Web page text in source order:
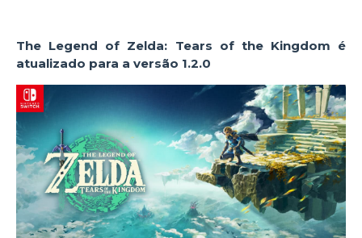
The Legend of Zelda: Tears of the Kingdom é
atualizado para a versão 1.2.0